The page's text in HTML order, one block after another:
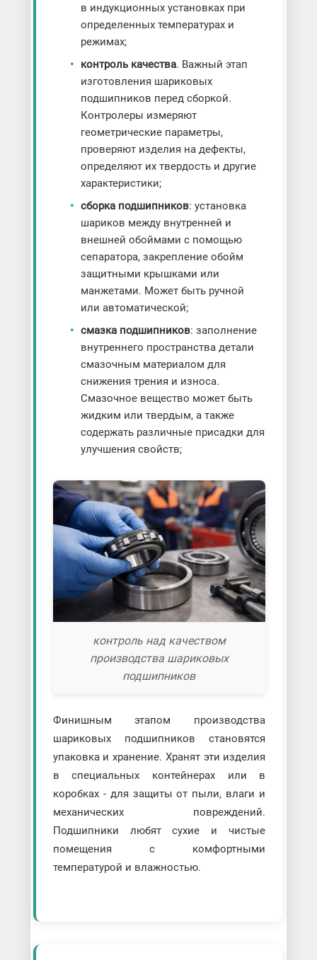
в индукционных установках при
определенных температурах и
режимах;
контроль качества. Важный этап
изготовления шариковых
подшипников перед сборкой.
Контролеры измеряют
геометрические параметры,
проверяют изделия на дефекты,
определяют их твердость и другие
характеристики;
сборка подшипников: установка
шариков между внутренней и
внешней обоймами с помощью
сепаратора, закрепление обойм
защитными крышками или
манжетами. Может быть ручной
или автоматической;
смазка подшипников: заполнение
внутреннего пространства детали
смазочным материалом для
снижения трения и износа.
Смазочное вещество может быть
жидким или твердым, а также
содержать различные присадки для
улучшения свойств;
контроль над качеством
производства шариковых
подшипников
Финишным этапом производства
шариковых подшипников становятся
упаковка и хранение. Хранят эти изделия
в специальных контейнерах или в
коробках - для защиты от пыли, влаги и
механических повреждений.
Подшипники любят сухие и чистые
помещения с комфортными
температурой и влажностью.